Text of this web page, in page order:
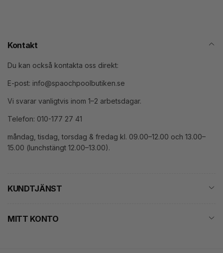
Kontakt
Du kan också kontakta oss direkt:
E-post: info@spaochpoolbutiken.se
Vi svarar vanligtvis inom 1–2 arbetsdagar.
Telefon: 010-177 27 41
måndag, tisdag, torsdag & fredag kl. 09.00–12.00 och 13.00–
15.00 (lunchstängt 12.00–13.00).
KUNDTJÄNST
MITT KONTO